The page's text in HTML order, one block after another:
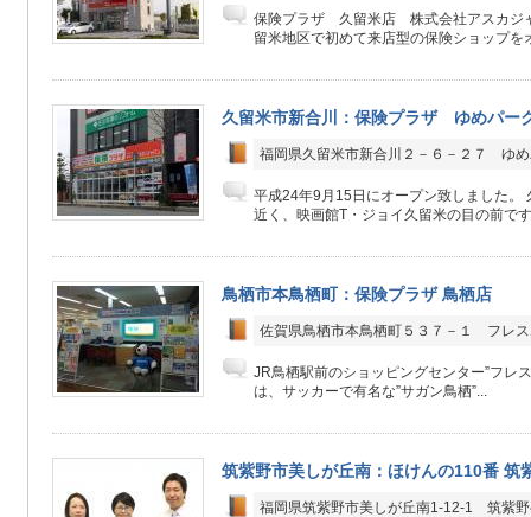
保険プラザ 久留米店 株式会社アスカジ
留米地区で初めて来店型の保険ショップを
久留米市新合川：保険プラザ ゆめパー
福岡県久留米市新合川２－６－２７ ゆ
平成24年9月15日にオープン致しました。
近く、映画館T・ジョイ久留米の目の前で
鳥栖市本鳥栖町：保険プラザ 鳥栖店
佐賀県鳥栖市本鳥栖町５３７－１ フレ
JR鳥栖駅前のショッピングセンター”フレ
は、サッカーで有名な”サガン鳥栖”...
筑紫野市美しが丘南：ほけんの110番 筑
福岡県筑紫野市美しが丘南1-12-1 筑紫